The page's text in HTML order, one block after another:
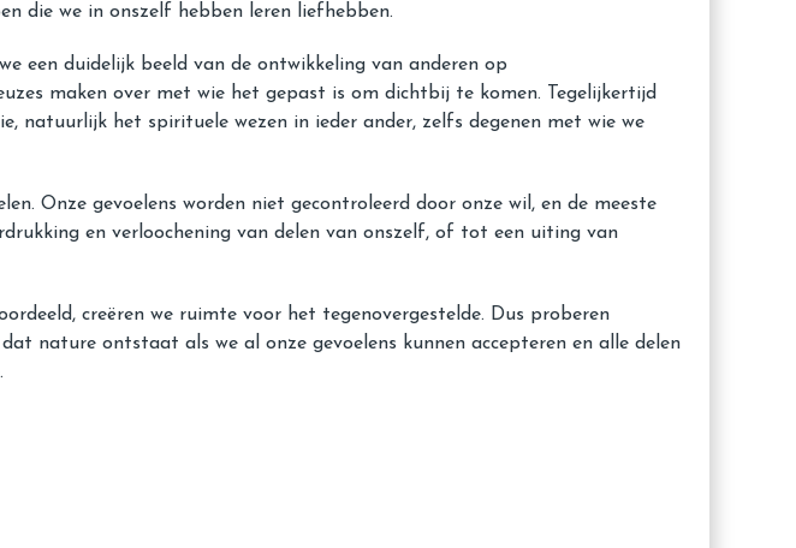
die we in onszelf hebben leren liefhebben.
een duidelijk beeld van de ontwikkeling van anderen op
maken over met wie het gepast is om dichtbij te komen. Tegelijkertijd
natuurlijk het spirituele wezen in ieder ander, zelfs degenen met wie we
Onze gevoelens worden niet gecontroleerd door onze wil, en de meeste
en verloochening van delen van onszelf, of tot een uiting van
creëren we ruimte voor het tegenovergestelde. Dus proberen
nature ontstaat als we al onze gevoelens kunnen accepteren en alle delen